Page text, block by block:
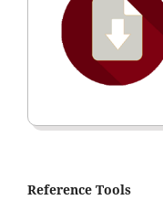
Reference Tools